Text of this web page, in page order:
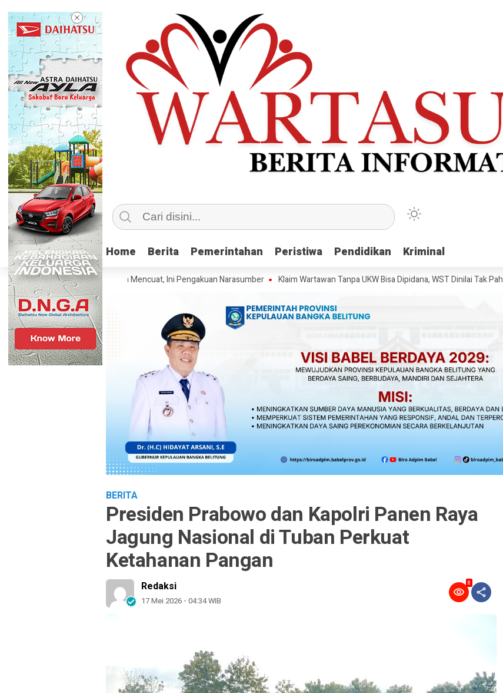
Home Berita Pemerintahan Peristiwa Pendidikan Kriminal
Home Berita Pemerintahan Peristiwa Pendidikan Kriminal
SP Polisi Narkoba Mencuat, Ini Pengakuan Narasumber Klaim Wartawan Tanpa UKW Bisa Dipidana, WST Dinilai Tak Pahami UU Pers
BERITA
Presiden Prabowo dan Kapolri Panen Raya
Jagung Nasional di Tuban Perkuat
Ketahanan Pangan
Redaksi
17 Mei 2026 - 04:34 WIB
8